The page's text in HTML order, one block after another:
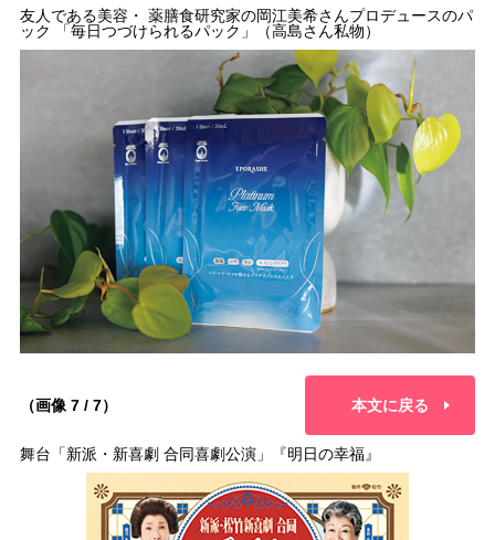
友人である美容・ 薬膳食研究家の岡江美希さんプロデュースのパ
ック 「毎日つづけられるパック」（高島さん私物）
（画像 7 / 7） 本文に戻る
舞台「新派・新喜劇 合同喜劇公演」『明日の幸福』